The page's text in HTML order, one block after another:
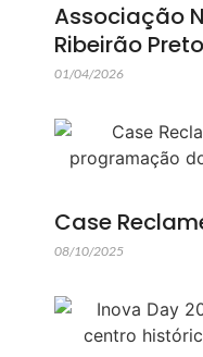
Associação
Ribeirão
01/04/2026
Case
08/10/2025